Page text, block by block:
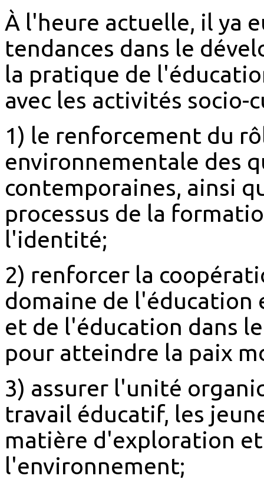
À l'heure actuelle, il ya
tendances dans le
la pratique de
avec les activités socio-
1) le renforcement du
environnementale des
contemporaines, ainsi
processus de la
l'identité;
2) renforcer la
domaine de l'éducation
et de l'éducation dans
pour atteindre la paix
3) assurer l'unité
travail éducatif, les
matière d'exploration
l'environnement;